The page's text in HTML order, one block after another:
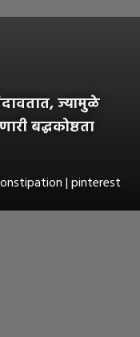
ज्यामुळे
बद्धकोष्ठता
| pinterest